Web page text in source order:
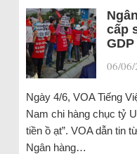
cấp
06/
Ngày 4/6, VOA Tiếng
Nam chi hàng chục tỷ
tiền ồ ạt”. VOA dẫn tin
Ngân hàng…